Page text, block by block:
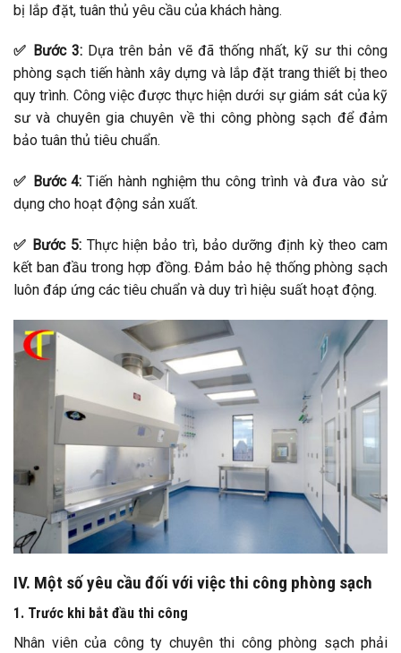
bị lắp đặt, tuân thủ yêu cầu của khách hàng.
✅ Bước 3: Dựa trên bản vẽ đã thống nhất, kỹ sư thi công
phòng sạch tiến hành xây dựng và lắp đặt trang thiết bị theo
quy trình. Công việc được thực hiện dưới sự giám sát của kỹ
sư và chuyên gia chuyên về thi công phòng sạch để đảm
bảo tuân thủ tiêu chuẩn.
✅ Bước 4: Tiến hành nghiệm thu công trình và đưa vào sử
dụng cho hoạt động sản xuất.
✅ Bước 5: Thực hiện bảo trì, bảo dưỡng định kỳ theo cam
kết ban đầu trong hợp đồng. Đảm bảo hệ thống phòng sạch
luôn đáp ứng các tiêu chuẩn và duy trì hiệu suất hoạt động.
IV. Một số yêu cầu đối với việc thi công phòng sạch
1. Trước khi bắt đầu thi công
Nhân viên của công ty chuyên thi công phòng sạch phải